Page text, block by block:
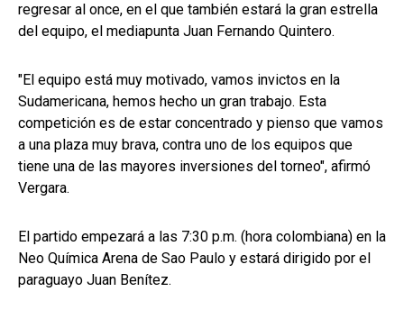
regresar al once, en el que también estará la gran estrella
del equipo, el mediapunta Juan Fernando Quintero.
"El equipo está muy motivado, vamos invictos en la
Sudamericana, hemos hecho un gran trabajo. Esta
competición es de estar concentrado y pienso que vamos
a una plaza muy brava, contra uno de los equipos que
tiene una de las mayores inversiones del torneo", afirmó
Vergara.
El partido empezará a las 7:30 p.m. (hora colombiana) en la
Neo Química Arena de Sao Paulo y estará dirigido por el
paraguayo Juan Benítez.